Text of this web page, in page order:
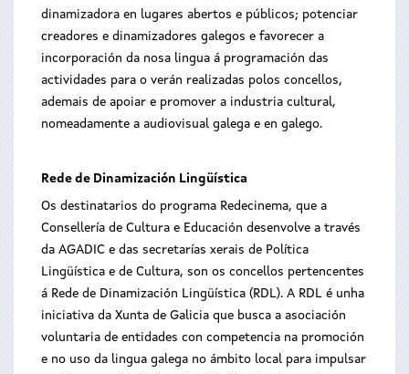
dinamizadora en lugares abertos e públicos; potenciar
creadores e dinamizadores galegos e favorecer a
incorporación da nosa lingua á programación das
actividades para o verán realizadas polos concellos,
ademais de apoiar e promover a industria cultural,
nomeadamente a audiovisual galega e en galego.
Rede de Dinamización Lingüística
Os destinatarios do programa Redecinema, que a
Consellería de Cultura e Educación desenvolve a través
da AGADIC e das secretarías xerais de Política
Lingüística e de Cultura, son os concellos pertencentes
á Rede de Dinamización Lingüística (RDL). A RDL é unha
iniciativa da Xunta de Galicia que busca a asociación
voluntaria de entidades con competencia na promoción
e no uso da lingua galega no ámbito local para impulsar